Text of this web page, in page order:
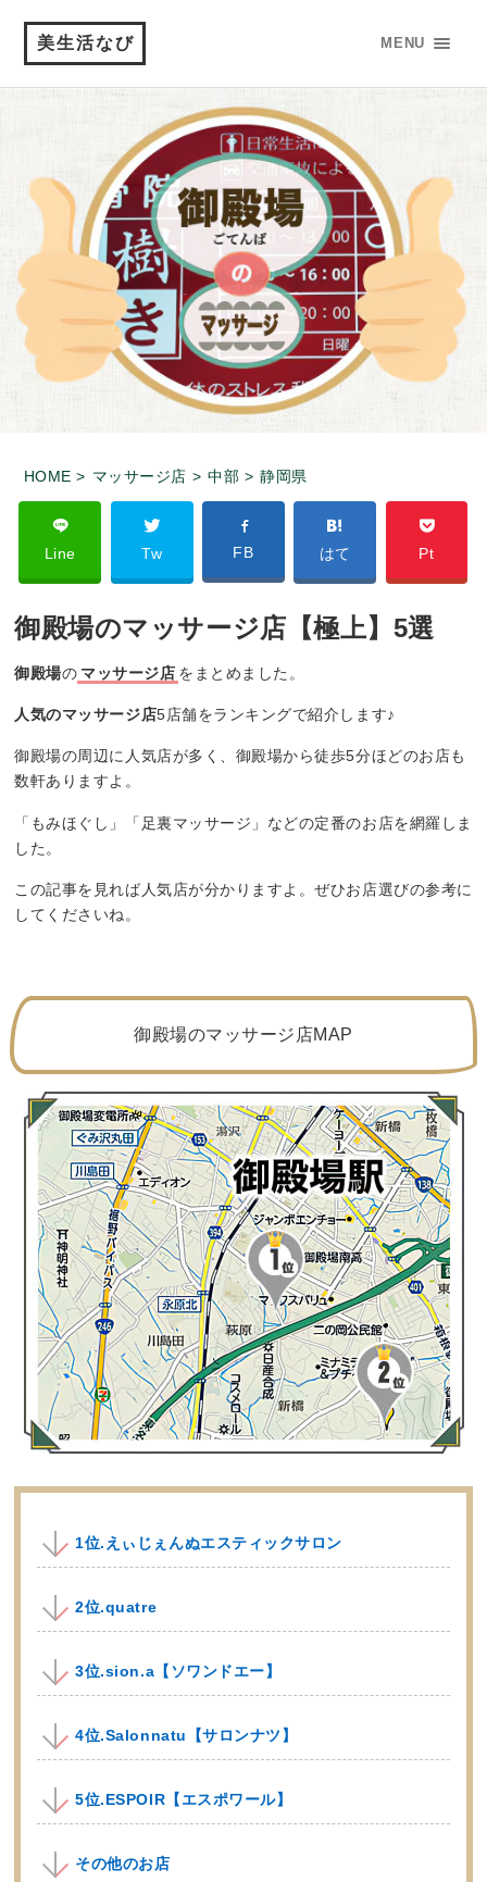
美生活なび MENU
HOME > マッサージ店 > 中部 > 静岡県
Line Tw FB はて Pt
御殿場のマッサージ店【極上】5選
御殿場の マッサージ店 をまとめました。
人気のマッサージ店5店舗をランキングで紹介します♪
御殿場の周辺に人気店が多く、御殿場から徒歩5分ほどのお店も
数軒ありますよ。
「もみほぐし」「足裏マッサージ」などの定番のお店を網羅しま
した。
この記事を見れば人気店が分かりますよ。ぜひお店選びの参考に
してくださいね。
御殿場のマッサージ店MAP
1位.えぃじぇんぬエスティックサロン
2位.quatre
3位.sion.a【ソワンドエー】
4位.Salonnatu【サロンナツ】
5位.ESPOIR【エスポワール】
その他のお店